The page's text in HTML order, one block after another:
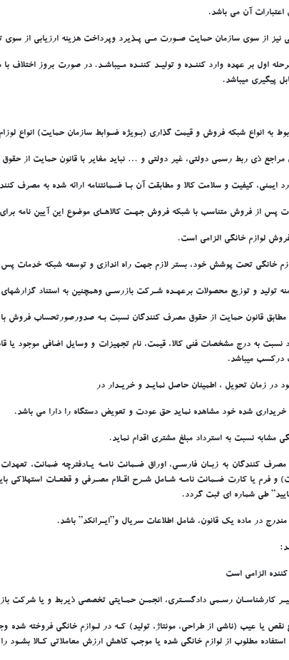
آن مي باشد.
از سوي سازمان حمايت صـورت مـي پـذيرد وپرداخت هزينه ارزيابي از سوي
بر عهده وارد کننـده و توليـد کننـده مـيباشـد. در صورت بروز اختلاف
به انواع شبکه فروش و قيمت گذاري (بـويژه ضـوابط سازمان حمايت) انواع
ذي ربط رسمي دولتي، غير دولتي و … نبايد مغاير با قانون حمايت از
ايمني، کيفيت و سلامت کالا و مطابقت آن بـا ضـمانتنامه ارائه شده به مصرف
از فروش متناسب با شبکه فروش جهـت کالاهـاي موضوع اين آيين نامه براي
لوازم خانگي الزامي است.
خانگي تحت پوشش خود، بستر لازم جهت راه اندازي و توسعه شبکه خدمات
و توزيع محصولات برعهـده شـرکت بازرسـي وهمچنين به استناد
مطابق قانون حمايت از حقوق مصرف کنندگان نسبت بـه صدورصورتحساب فروش با
به درج مشخصات فني کالا، قيمت، نام تجهيزات و وسايل اضافي موجود يا قابل
درکسب ميباشد.
زمان تحويل ، اطمينان حاصل نمايـد و خريـدار در
نسبت به استرداد مبلغ مشتري اقدام نمايد.
کنندگان به زبـان فارسـي، اوراق ضـمانت نامـه يـادفترچه ضمانت،
فرم يا کارت ضـمانت نامـه شـامل شـرح اقـلام مصـرفي و قطعـات استهلاکي
طي شماره اي ثبت گردد.
در ماده يک قانون، شامل اطلاعات سريال و”ايـرانکد” باشد.
الزامي است
کارشناسـان رسـمي دادگسـتري، انجمـن حمـايتي تخصصي ذيربط و يا شرکت
عيب (ناشي از طراحي، مونتاژ، توليد) کـه در لـوازم خانگي فروخته شده
مطلوب از لوازم خانگي شده يا موجب کاهش ارزش معاملاتي کـالا بشـود